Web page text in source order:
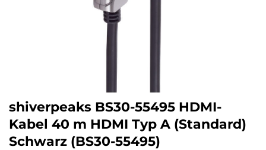
shiverpeaks BS30-55495 HDMI-
Kabel 40 m HDMI Typ A (Standard)
Schwarz (BS30-55495)